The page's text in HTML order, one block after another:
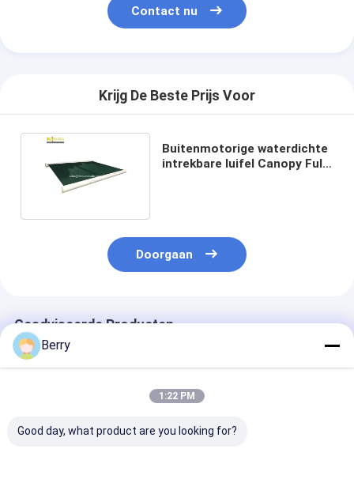
Contact nu
Krijg De Beste Prijs Voor
Buitenmotorige waterdichte
intrekbare luifel Canopy Full
Doorgaan
Geadviseerde Producten
Berry
1:22 PM
Good day, what product are you looking for?